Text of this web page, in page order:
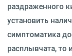
раздраженного
установить
симптоматика
расплывчата,